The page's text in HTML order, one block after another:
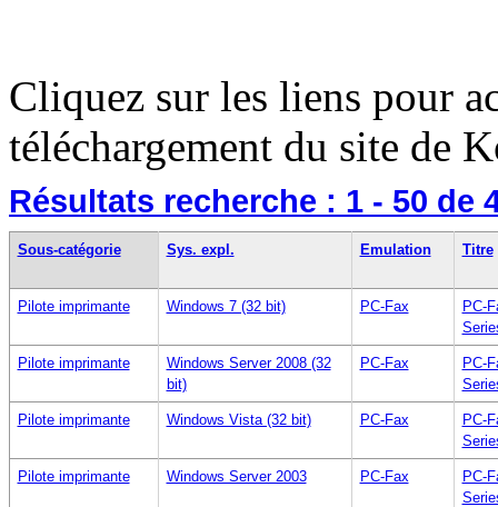
Cliquez sur les liens pour
téléchargement du site de
Résultats recherche : 1 - 50 de
Sous-catégorie Sys. expl. Emulation Titre
Pilote imprimante Windows 7 (32 bit) PC-Fax
PC-
Pilote imprimante
Windows Server 2008 (32
bit)
PC-Fax
PC-
Pilote imprimante Windows Vista (32 bit) PC-Fax
PC-
Pilote imprimante Windows Server 2003 PC-Fax
PC-